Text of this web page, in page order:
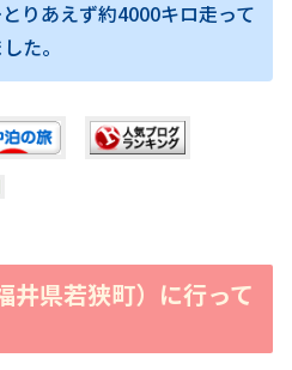
りあえず約4000キロ走って
た。
井県若狭町）に行って